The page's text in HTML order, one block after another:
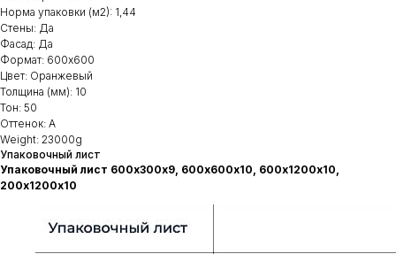
Норма упаковки (м2): 1,44
Стены: Да
Фасад: Да
Формат: 600х600
Цвет: Оранжевый
Толщина (мм): 10
Тон: 50
Оттенок: А
Weight: 23000g
Упаковочный лист
Упаковочный лист 600х300х9, 600х600х10, 600х1200х10,
200х1200х10